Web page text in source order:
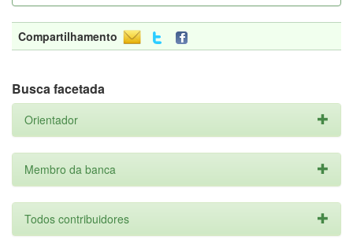
Compartilhamento
Busca facetada
Orientador
Membro da banca
Todos contribuidores